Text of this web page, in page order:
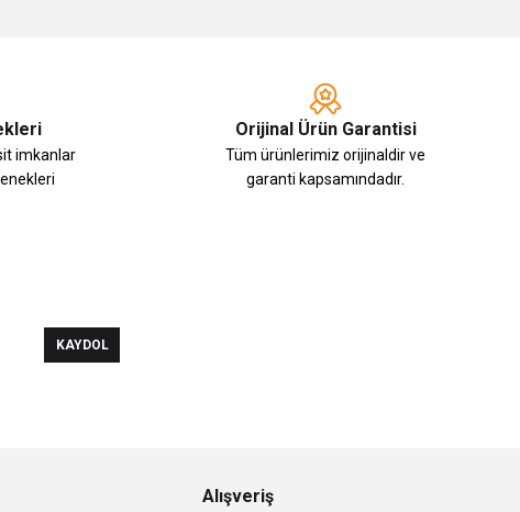
imkanlar
Orijinal Ürün Garantisi
Tüm ürünlerimiz orijinaldir ve
garanti kapsamındadır.
KAYDOL
Alışveriş